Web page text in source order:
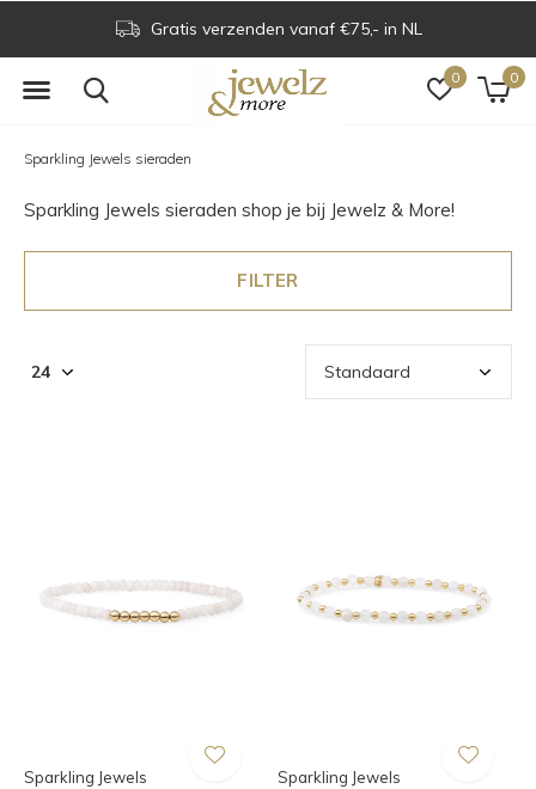
0 0
Voor 16.00 uur besteld is dezelfde dag verzonden
Sparkling Jewels sieraden
Sparkling Jewels sieraden shop je bij Jewelz & More!
FILTER
Sparkling Jewels Sparkling Jewels